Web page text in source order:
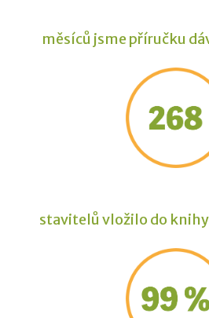
měsíců jsme příručku
stavitelů vložilo do